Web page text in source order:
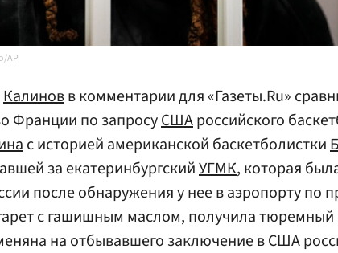
AP
Калиновв комментарии для «Газеты.Ru»
Франции по запросуСШАроссийского
с историей американской баскетболистки
за екатеринбургскийУГМК, которая
после обнаружения у нее в аэропорту по
с гашишным маслом, получила тюремный
на отбывавшего заключение в США